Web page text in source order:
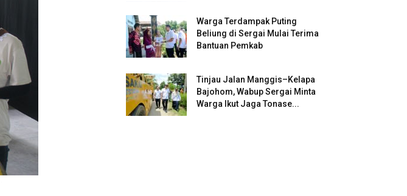
Warga Terdampak Puting
Beliung di Sergai Mulai Terima
Bantuan Pemkab
Tinjau Jalan Manggis–Kelapa
Bajohom, Wabup Sergai Minta
Warga Ikut Jaga Tonase...